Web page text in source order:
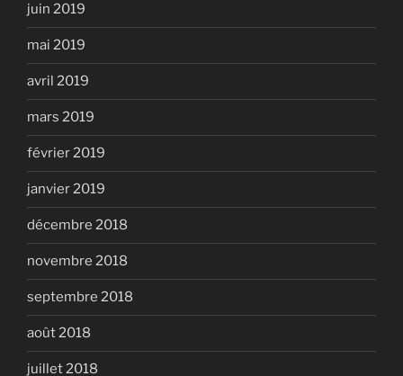
juin 2019
mai 2019
avril 2019
mars 2019
février 2019
janvier 2019
décembre 2018
novembre 2018
septembre 2018
août 2018
juillet 2018